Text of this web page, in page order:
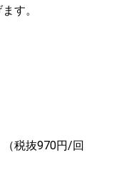
す。
税抜970円/回